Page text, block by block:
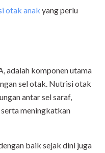
otak anak yang perlu
adalah komponen utama
sel otak. Nutrisi otak
antar sel saraf,
meningkatkan
baik sejak dini juga